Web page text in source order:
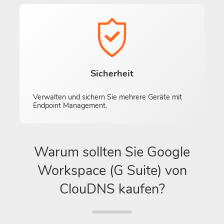
Sicherheit
Verwalten und sichern Sie mehrere Geräte mit
Endpoint Management.
Warum sollten Sie Google
Workspace (G Suite) von
ClouDNS kaufen?